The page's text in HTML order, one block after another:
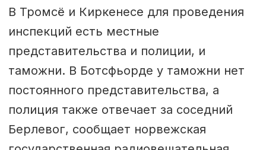
В Тромсё и Киркенесе для проведения
инспекций есть местные
представительства и полиции, и
таможни. В Ботсфьорде у таможни нет
постоянного представительства, а
полиция также отвечает за соседний
Берлевог, сообщает норвежская